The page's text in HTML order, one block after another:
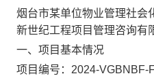
烟台市某单位物业管理社会
新世纪工程项目管理咨询有
一、 项目基本情况
项目编号： 2024-VGBNBF-